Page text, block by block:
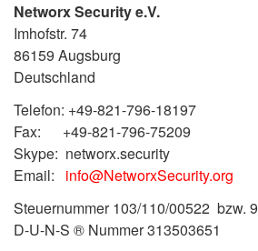
Networx Security e.V.
Imhofstr. 74
86159 Augsburg
Deutschland
Telefon: +49-821-796-18197
Fax: +49-821-796-75209
Skype: networx.security
Email: info@NetworxSecurity.org
Steuernummer 103/110/00522 bzw.
D-U-N-S ® Nummer 313503651